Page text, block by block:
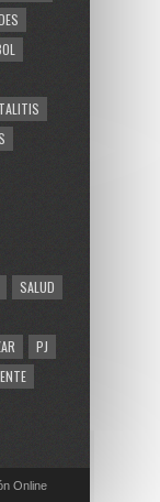
SALUD
PJ
Online